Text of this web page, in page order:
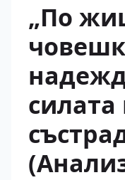
„По
силата